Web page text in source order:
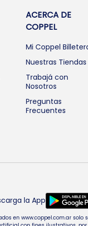
ACERCA DE
COPPEL
Mi Coppel
Nuestras Tiendas
Trabajá con
Nosotros
Preguntas
Frecuentes
la App
en www.coppel.com.ar